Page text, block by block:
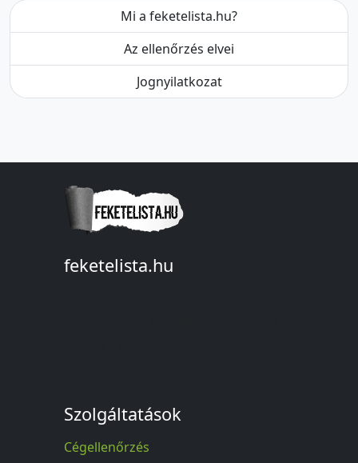
Mi a feketelista.hu?
Az ellenőrzés elvei
Jognyilatkozat
feketelista.hu
Szolgáltatások
Cégellenőrzés